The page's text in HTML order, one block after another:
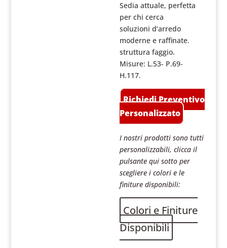
Sedia attuale, perfetta
per chi cerca
soluzioni d’arredo
moderne e raffinate.
struttura faggio.
Misure: L.53- P.69-
H.117.
Richiedi Preventivo
Personalizzato
I nostri prodotti sono tutti
personalizzabili, clicca il
pulsante qui sotto per
scegliere i colori e le
finiture disponibili:
Colori e Finiture
Disponibili